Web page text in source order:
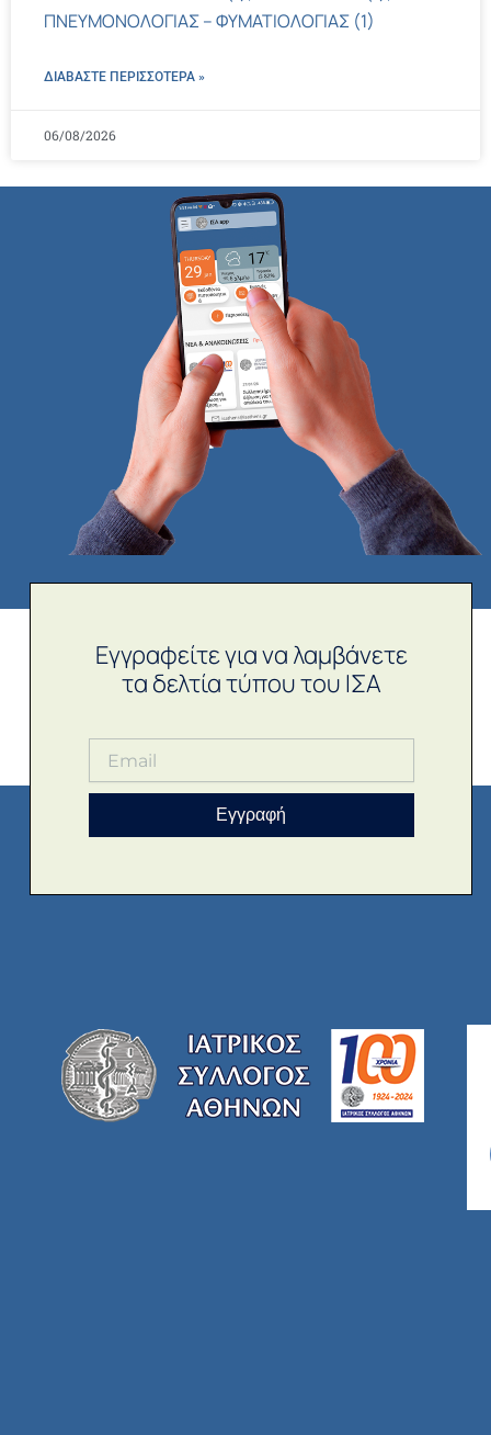
ΠΝΕΥΜΟΝΟΛΟΓΙΑΣ – ΦΥΜΑΤΙΟΛΟΓΙΑΣ (1)
ΔΙΑΒΑΣΤΕ ΠΕΡΙΣΣΌΤΕΡΑ »
06/08/2026
Εγγραφείτε για να λαμβάνετε
τα δελτία τύπου του ΙΣΑ
Εγγραφή